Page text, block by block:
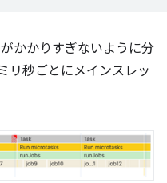
かかりすぎないように分
リ秒ごとにメインスレッ